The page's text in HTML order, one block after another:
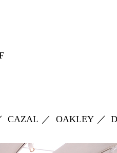
CAZAL ／ OAKLEY ／